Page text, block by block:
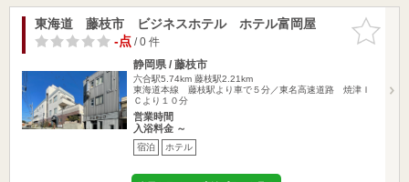
お気に入
りに追加
東海道 藤枝市 ビジネスホテル ホテル富岡屋
-点/ 0 件
静岡県 / 藤枝市
六合駅5.74km 藤枝駅2.21km
東海道本線 藤枝駅より車で５分／東名高速道路 焼津Ｉ
Ｃより１０分
営業時間
入浴料金 ～
宿泊 ホテル